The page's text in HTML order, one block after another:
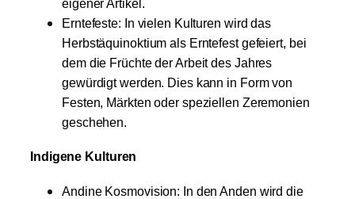
eigener Artikel.
Erntefeste: In vielen Kulturen wird das
Herbstäquinoktium als Erntefest gefeiert, bei
dem die Früchte der Arbeit des Jahres
gewürdigt werden. Dies kann in Form von
Festen, Märkten oder speziellen Zeremonien
geschehen.
Indigene Kulturen
Andine Kosmovision: In den Anden wird die